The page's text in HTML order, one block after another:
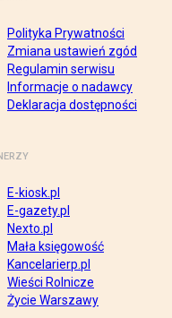
Polityka Prywatności
Zmiana ustawień zgód
Regulamin serwisu
Informacje o nadawcy
Deklaracja dostępności
E-kiosk.pl
E-gazety.pl
Nexto.pl
Mała księgowość
Kancelarierp.pl
Wieści Rolnicze
Życie Warszawy